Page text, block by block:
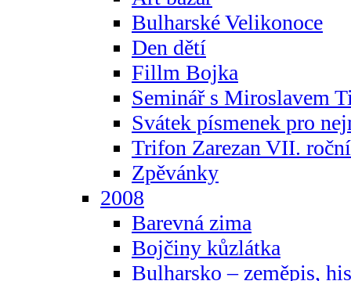
Bulharské Velikonoce
Den dětí
Fillm Bojka
Seminář s Miroslavem
Svátek písmenek pro
Trifon Zarezan VII.
Zpěvánky
2008
Barevná zima
Bojčiny kůzlátka
Bulharsko – zeměpis,